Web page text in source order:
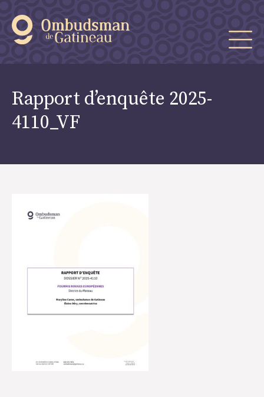
Rapport d’enquête 2025-
4110_VF